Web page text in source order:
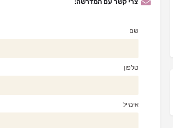
שם
טלפון
אימייל